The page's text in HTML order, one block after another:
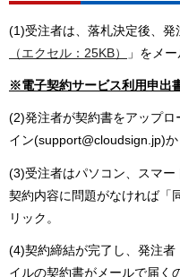
(1)受注者は、落札決定後、発
（エクセル：25KB）
」をメ
※電子契約サービス利用申出
(2)発注者が契約書をアップ
イン(support@cloudsign.jp)か
(3)受注者はパソコン、スマー
契約内容に問題がなければ「
リック。
(4)契約締結が完了し、発注
イルの契約書がメールで届く